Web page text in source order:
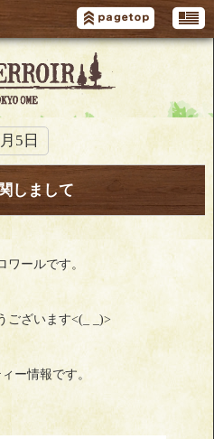
5日
しまして
ールです。
ございます<(_ _)>
ー情報です。